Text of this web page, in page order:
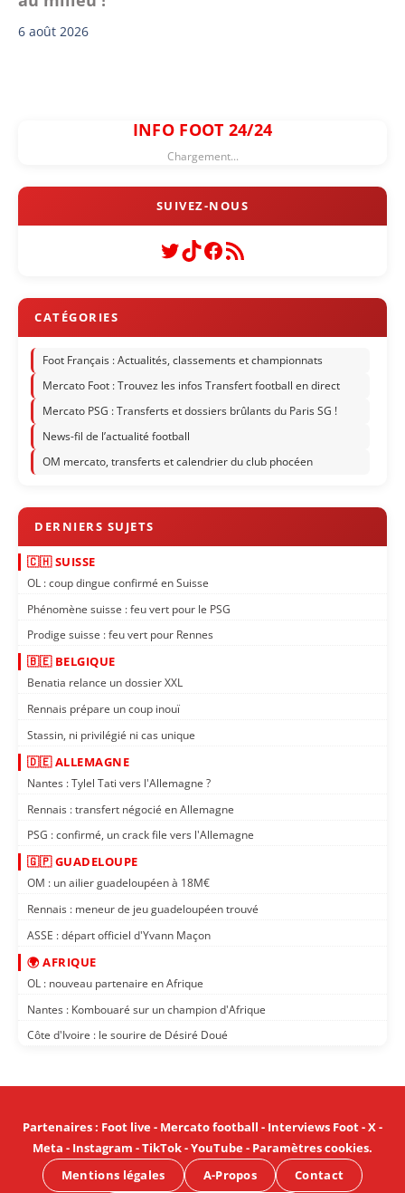
6 août 2026
INFO FOOT 24/24
Chargement...
Twitter
TikTok
Facebook
Flux RSS
Foot Français : Actualités, classements et championnats
Mercato Foot : Trouvez les infos Transfert football en direct
Mercato PSG : Transferts et dossiers brûlants du Paris SG !
News-fil de l’actualité football
OM mercato, transferts et calendrier du club phocéen
🇨🇭 SUISSE
OL : coup dingue confirmé en Suisse
Phénomène suisse : feu vert pour le PSG
Prodige suisse : feu vert pour Rennes
🇧🇪 BELGIQUE
Benatia relance un dossier XXL
Rennais prépare un coup inouï
Stassin, ni privilégié ni cas unique
🇩🇪 ALLEMAGNE
Nantes : Tylel Tati vers l'Allemagne ?
Rennais : transfert négocié en Allemagne
PSG : confirmé, un crack file vers l'Allemagne
🇬🇵 GUADELOUPE
OM : un ailier guadeloupéen à 18M€
Rennais : meneur de jeu guadeloupéen trouvé
ASSE : départ officiel d'Yvann Maçon
🌍 AFRIQUE
OL : nouveau partenaire en Afrique
Nantes : Kombouaré sur un champion d'Afrique
Côte d'Ivoire : le sourire de Désiré Doué
Partenaires: Foot live- Mercato football - Interviews Foot-X-
Meta - Instagram -TikTok-YouTube- Paramètres cookies.
Mentions légales
A-Propos Contact